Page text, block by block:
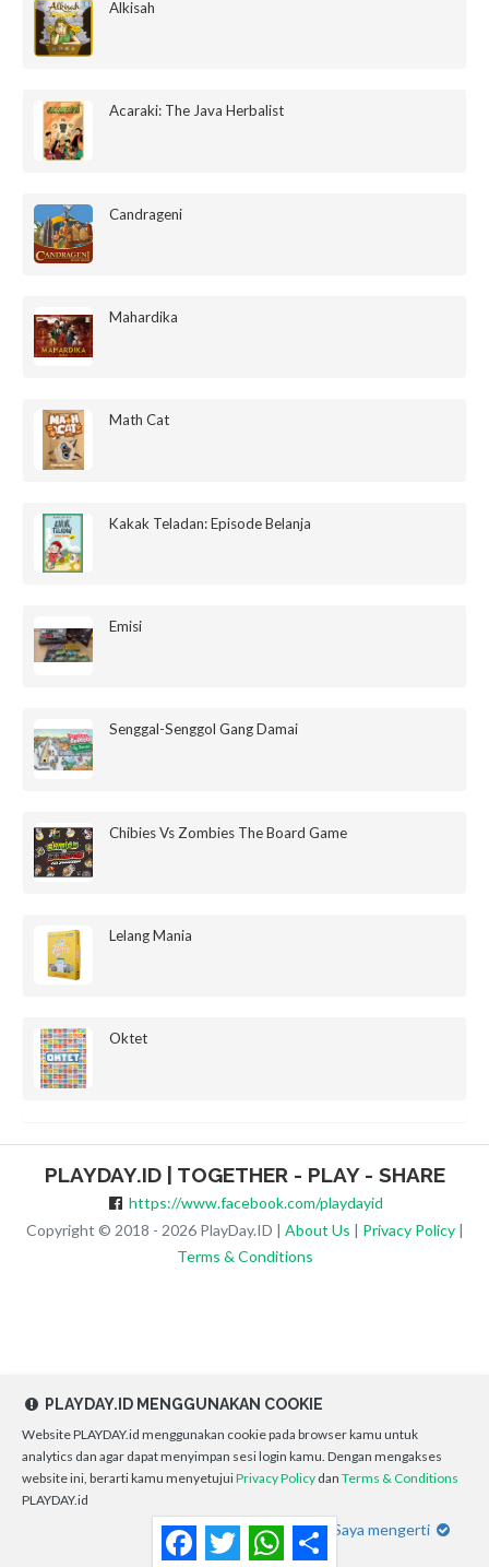
Alkisah
Acaraki: The Java Herbalist
Candrageni
Mahardika
Math Cat
Kakak Teladan: Episode Belanja
Emisi
Senggal-Senggol Gang Damai
Chibies Vs Zombies The Board Game
Lelang Mania
Oktet
PLAYDAY.ID | TOGETHER - PLAY - SHARE
https://www.facebook.com/playdayid
Copyright © 2018 - 2026 PlayDay.ID | About Us | Privacy Policy|
Terms & Conditions
PLAYDAY.ID MENGGUNAKAN COOKIE
Website PLAYDAY.id menggunakan cookie pada browser kamu untuk
analytics dan agar dapat menyimpan sesi login kamu. Dengan mengakses
website ini, berarti kamu menyetujuiPrivacy Policy dan Terms & Conditions
PLAYDAY.id
Saya mengerti
FacebookTwitter WhatsApp
Share